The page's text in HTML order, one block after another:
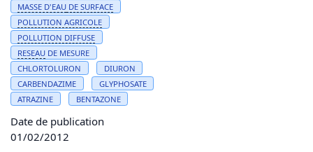
MASSE D'EAU DE SURFACE
POLLUTION AGRICOLE
POLLUTION DIFFUSE
RESEAU DE MESURE
CHLORTOLURON
DIURON
CARBENDAZIME
GLYPHOSATE
ATRAZINE
BENTAZONE
Date de publication
01/02/2012